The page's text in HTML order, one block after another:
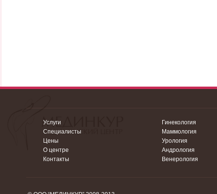
Услуги
Специалисты
Цены
О центре
Контакты
Гинекология
Маммология
Урология
Андрология
Венерология